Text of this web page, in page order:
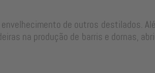
de outros destilados.
na produção de barris e dornas,